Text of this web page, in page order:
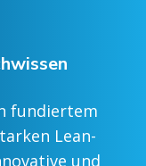
fundiertem
Lean-
und